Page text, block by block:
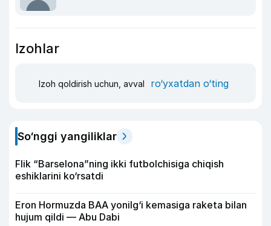
Izohlar
Izoh qoldirish uchun, avval ro‘yxatdan o‘ting
So‘nggi yangiliklar
Flik “Barselona”ning ikki futbolchisiga chiqish
eshiklarini ko‘rsatdi
Eron Hormuzda BAA yonilg‘i kemasiga raketa bilan
hujum qildi — Abu Dabi